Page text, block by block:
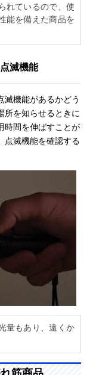
れているので、使
能を備えた商品を
滅機能
滅機能があるかどう
所を知らせるときに
時間を伸ばすことが
点滅機能を確認する
量もあり、遠くか